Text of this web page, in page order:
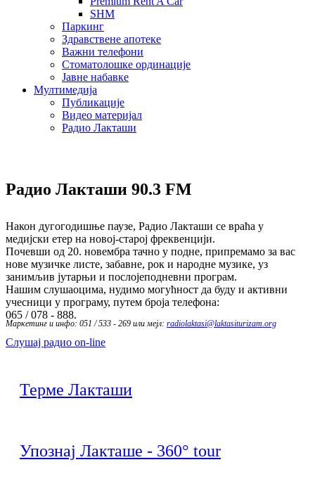
SHM
Паркинг
Здравствене апотеке
Важни телефони
Стоматолошке ординације
Јавне набавке
Мултимедија
Публикације
Видео материјал
Радио Лакташи
Радио Лакташи 90.3 FM
Након дугогодишње паузе, Радио Лакташи се враћа у
медијски етер на новој-старој фреквенцији.
Почевши од 20. новембра тачно у подне, припремамо за вас
нове музичке листе, забавне, рок и народне музике, уз
занимљив јутарњи и послојеподневни програм.
Нашим слушаоцима, нудимо могућност да буду и активни
учесници у програму, путем броја телефона:
065 / 078 - 888.
Маркетинг и инфо: 051 / 533 - 269 или мејл: radiolaktasi@laktasiturizam.org
Слушај радио on-line
Терме Лакташи
Упознај Лакташе - 360° tour